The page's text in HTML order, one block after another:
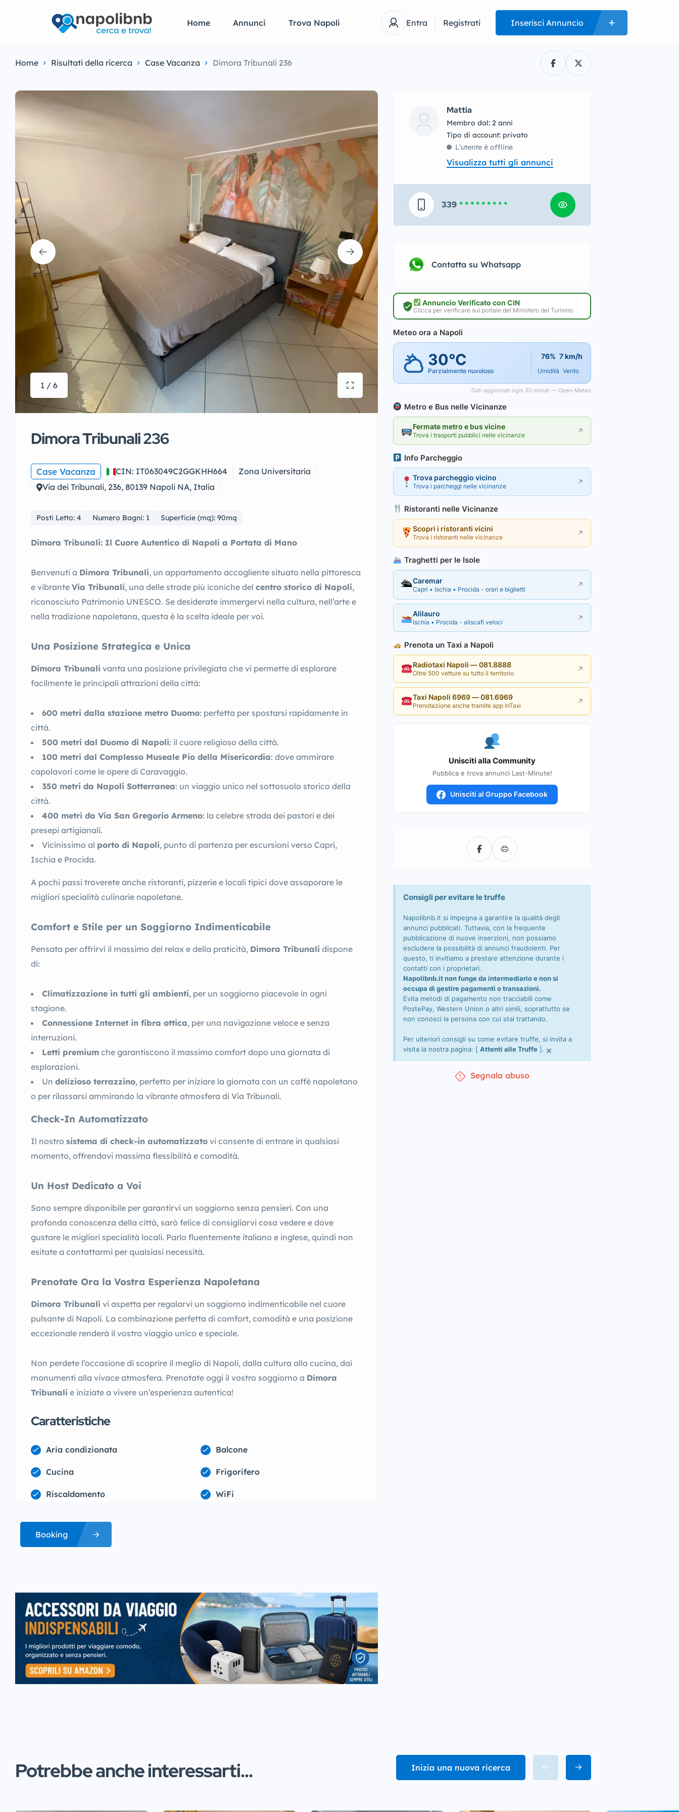
Home Annunci Trova Napoli Entra Registrati Inserisci Annuncio
Home Risultati della ricerca Case Vacanza Dimora Tribunali 236
1 / 6
Dimora Tribunali 236
Case Vacanza CIN: IT063049C2GGKHH664
Zona Universitaria
Via dei Tribunali, 236, 80139 Napoli NA, Italia
Posti Letto: 4 Numero Bagni: 1 Superficie (mq): 90mq
Dimora Tribunali: Il Cuore Autentico di Napoli a Portata di Mano
Benvenuti a Dimora Tribunali, un appartamento accogliente situato nella pittoresca
e vibrante Via Tribunali, una delle strade più iconiche del centro storico di Napoli,
riconosciuto Patrimonio UNESCO. Se desiderate immergervi nella cultura, nell’arte e
nella tradizione napoletana, questa è la scelta ideale per voi.
Una Posizione Strategica e Unica
Dimora Tribunali vanta una posizione privilegiata che vi permette di esplorare
facilmente le principali attrazioni della città:
600 metri dalla stazione metro Duomo: perfetta per spostarsi rapidamente in
città.
500 metri dal Duomo di Napoli: il cuore religioso della città.
100 metri dal Complesso Museale Pio della Misericordia: dove ammirare
capolavori come le opere di Caravaggio.
350 metri da Napoli Sotterranea: un viaggio unico nel sottosuolo storico della
città.
400 metri da Via San Gregorio Armeno: la celebre strada dei pastori e dei
presepi artigianali.
Vicinissimo al porto di Napoli, punto di partenza per escursioni verso Capri,
Ischia e Procida.
A pochi passi troverete anche ristoranti, pizzerie e locali tipici dove assaporare le
migliori specialità culinarie napoletane.
Comfort e Stile per un Soggiorno Indimenticabile
Pensata per offrirvi il massimo del relax e della praticità, Dimora Tribunali dispone
di:
Climatizzazione in tutti gli ambienti, per un soggiorno piacevole in ogni
stagione.
Connessione Internet in fibra ottica, per una navigazione veloce e senza
interruzioni.
Letti premium che garantiscono il massimo comfort dopo una giornata di
esplorazioni.
Un delizioso terrazzino, perfetto per iniziare la giornata con un caffè napoletano
o per rilassarsi ammirando la vibrante atmosfera di Via Tribunali.
Check-In Automatizzato
Il nostro sistema di check-in automatizzato vi consente di entrare in qualsiasi
momento, offrendovi massima flessibilità e comodità.
Un Host Dedicato a Voi
Sono sempre disponibile per garantirvi un soggiorno senza pensieri. Con una
profonda conoscenza della città, sarò felice di consigliarvi cosa vedere e dove
gustare le migliori specialità locali. Parlo fluentemente italiano e inglese, quindi non
esitate a contattarmi per qualsiasi necessità.
Prenotate Ora la Vostra Esperienza Napoletana
Dimora Tribunali vi aspetta per regalarvi un soggiorno indimenticabile nel cuore
pulsante di Napoli. La combinazione perfetta di comfort, comodità e una posizione
eccezionale renderà il vostro viaggio unico e speciale.
Non perdete l’occasione di scoprire il meglio di Napoli, dalla cultura alla cucina, dai
monumenti alla vivace atmosfera. Prenotate oggi il vostro soggiorno a Dimora
Tribunali e iniziate a vivere un’esperienza autentica!
Caratteristiche
Aria condizionata Balcone
Cucina Frigorifero
Riscaldamento WiFi
Booking
Mattia
Membro dal: 2 anni
tipo di account: privato
L'utente è offline
Visualizza tutti gli annunci
339 * * * * * * * * *
Contatta su Whatsapp
Annuncio Verificato con CIN
Clicca per verificare sul portale del Ministero del Turismo
Meteo ora a Napoli
30°C
Parzialmente nuvoloso
76%
Umidità
7 km/h
Vento
Dati aggiornati ogni 30 minuti — Open-Meteo
Metro e Bus nelle Vicinanze
Fermate metro e bus vicine
Trova i trasporti pubblici nelle vicinanze ↗
Info Parcheggio
Trova parcheggio vicino
Trova i parcheggi nelle vicinanze ↗
Ristoranti nelle Vicinanze
Scopri i ristoranti vicini
Trova i ristoranti nelle vicinanze ↗
Traghetti per le Isole
🛳Caremar
Capri • Ischia • Procida - orari e biglietti ↗
Alilauro
Ischia • Procida - aliscafi veloci ↗
Prenota un Taxi a Napoli
Radiotaxi Napoli — 081.8888
Oltre 500 vetture su tutto il territorio ↗
Taxi Napoli 6969 — 081.6969
Prenotazione anche tramite app InTaxi ↗
Unisciti alla Community
Pubblica e trova annunci Last-Minute!
Unisciti al Gruppo Facebook
Consigli per evitare le truffe
Napolibnb.it si impegna a garantire la qualità degli
annunci pubblicati. Tuttavia, con la frequente
pubblicazione di nuove inserzioni, non possiamo
escludere la possibilità di annunci fraudolenti. Per
questo, ti invitiamo a prestare attenzione durante i
contatti con i proprietari.
Napolibnb.it non funge da intermediario e non si
occupa di gestire pagamenti o transazioni.
Evita metodi di pagamento non tracciabili come
PostePay, Western Union o altri simili, soprattutto se
non conosci la persona con cui stai trattando.
Per ulteriori consigli su come evitare truffe, si invita a
visita la nostra pagina: [Attenti alle Truffe ]. ×
Segnala abuso
Potrebbe anche interessarti... Inizia una nuova ricerca